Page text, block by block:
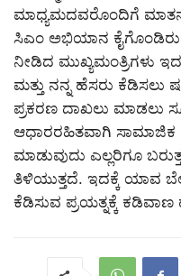
ಮಾಧ್ಯಮದವರೊಂದಿಗೆ
ಸಿಎಂ ಅಭಿಯಾನ ಕೈಗೊಂಡಿರುವ
ನೀಡಿದ ಮುಖ್ಯಮಂತ್ರಿಗಳು
ಮತ್ತು ನನ್ನ ಹೆಸರು ಕೆಡಿಸಲು
ಪ್ರಕರಣ ದಾಖಲು ಮಾಡಲು
ಆಧಾರರಹಿತವಾಗಿ
ಮಾಡುವುದು ಎಲ್ಲರಿಗೂ
ತಿಳಿಯುತ್ತದೆ. ಇದಕ್ಕೆ ಯಾವ
ಕೆಡಿಸುವ ಪ್ರಯತ್ನಕ್ಕೆ